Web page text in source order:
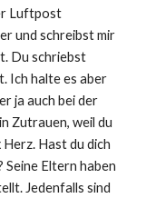
Luftpost
und schreibst mir
Du schriebst
Ich halte es aber
ja auch bei der
Zutrauen, weil du
Hast du dich
Seine Eltern haben
Jedenfalls sind